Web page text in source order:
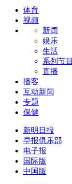
体育
视频
新闻
娱乐
生活
系列节目
直播
播客
互动新闻
专题
保健
新明日报
早报俱乐部
电子报
国际版
中国版